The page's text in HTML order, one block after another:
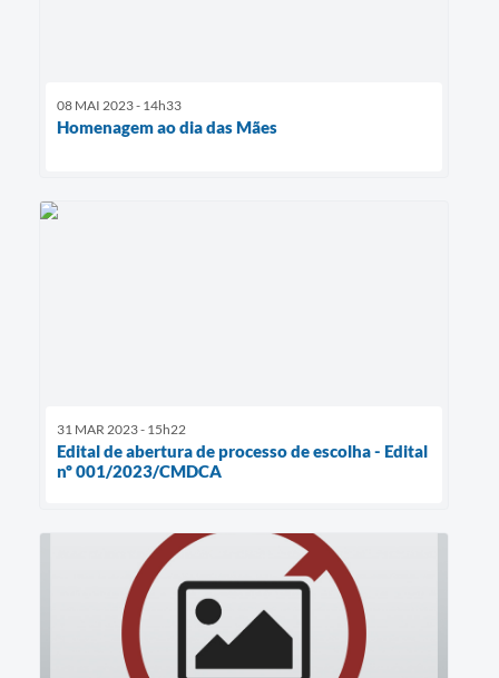
08 MAI 2023 - 14h33
Homenagem ao dia das Mães
31 MAR 2023 - 15h22
Edital de abertura de processo de escolha - Edital
nº 001/2023/CMDCA